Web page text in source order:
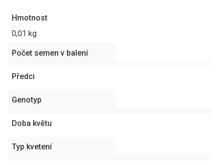
Hmotnost
0,01 kg
Počet semen v balení
Předci
Genotyp
Doba květu
Typ kvetení